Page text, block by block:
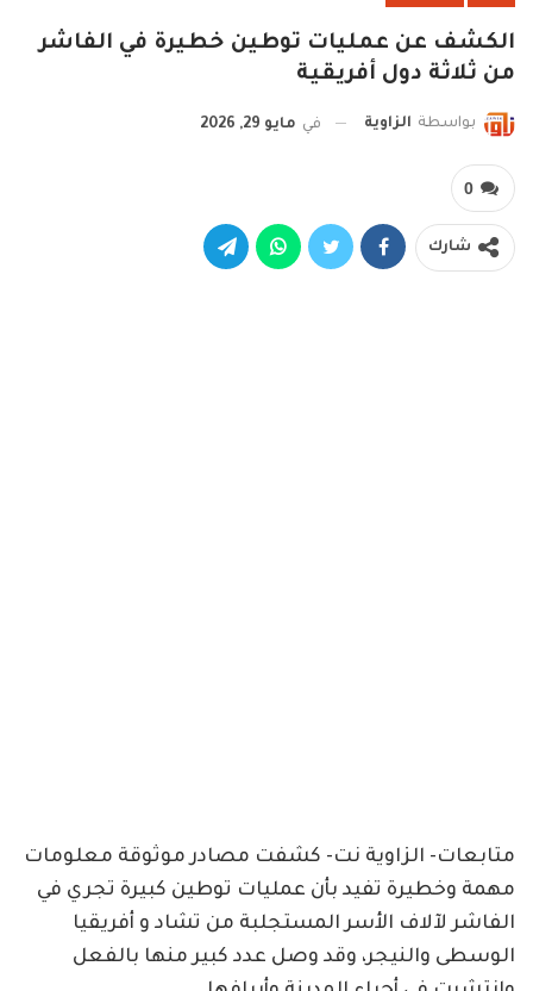
الكشف عن عمليات توطين خطيرة في الفاشر
من ثلاثة دول أفريقية
بواسطة الزاوية في مايو 29, 2026
0
شارك
متابعات- الزاوية نت- كشفت مصادر موثوقة معلومات
مهمة وخطيرة تفيد بأن عمليات توطين كبيرة تجري في
الفاشر لآلاف الأسر المستجلبة من تشاد و أفريقيا
الوسطى والنيجر، وقد وصل عدد كبير منها بالفعل